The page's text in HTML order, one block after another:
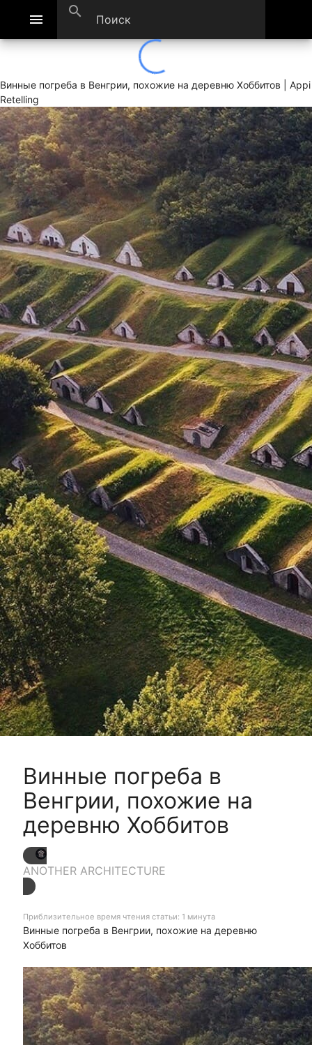
menu search
Винные погреба в Венгрии, похожие на деревню Хоббитов | Appi
Retelling
Винные погреба в
Венгрии, похожие на
деревню Хоббитов
ANOTHER ARCHITECTURE
Приблизительное время чтения статьи: 1 минута
Винные погреба в Венгрии, похожие на деревню
Хоббитов